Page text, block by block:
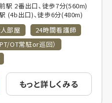
駅 2番出口、徒歩7分(560m)
(4b出口)、徒歩6分(480m)
部屋
24時間看護師
OT常駐or巡回）
もっと詳しくみる